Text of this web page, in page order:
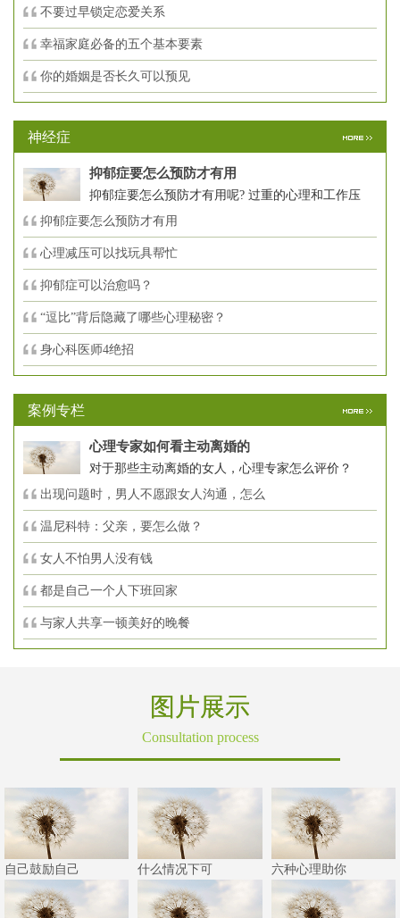
不要过早锁定恋爱关系
幸福家庭必备的五个基本要素
你的婚姻是否长久可以预见
神经症
抑郁症要怎么预防才有用
抑郁症要怎么预防才有用呢? 过重的心理和工作压
抑郁症要怎么预防才有用
心理减压可以找玩具帮忙
抑郁症可以治愈吗？
“逗比”背后隐藏了哪些心理秘密？
身心科医师4绝招
案例专栏
心理专家如何看主动离婚的
对于那些主动离婚的女人，心理专家怎么评价？
出现问题时，男人不愿跟女人沟通，怎么
温尼科特：父亲，要怎么做？
女人不怕男人没有钱
都是自己一个人下班回家
与家人共享一顿美好的晚餐
图片展示
Consultation process
自己鼓励自己 什么情况下可 六种心理助你